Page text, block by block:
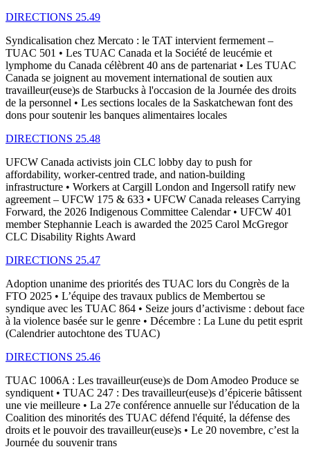
DIRECTIONS 25.49
Syndicalisation chez Mercato : le TAT intervient fermement –
TUAC 501 • Les TUAC Canada et la Société de leucémie et
lymphome du Canada célèbrent 40 ans de partenariat • Les TUAC
Canada se joignent au movement international de soutien aux
travailleur(euse)s de Starbucks à l'occasion de la Journée des droits
de la personnel • Les sections locales de la Saskatchewan font des
dons pour soutenir les banques alimentaires locales
DIRECTIONS 25.48
UFCW Canada activists join CLC lobby day to push for
affordability, worker-centred trade, and nation-building
infrastructure • Workers at Cargill London and Ingersoll ratify new
agreement – UFCW 175 & 633 • UFCW Canada releases Carrying
Forward, the 2026 Indigenous Committee Calendar • UFCW 401
member Stephannie Leach is awarded the 2025 Carol McGregor
CLC Disability Rights Award
DIRECTIONS 25.47
Adoption unanime des priorités des TUAC lors du Congrès de la
FTO 2025 • L’équipe des travaux publics de Membertou se
syndique avec les TUAC 864 • Seize jours d’activisme : debout face
à la violence basée sur le genre • Décembre : La Lune du petit esprit
(Calendrier autochtone des TUAC)
DIRECTIONS 25.46
TUAC 1006A : Les travailleur(euse)s de Dom Amodeo Produce se
syndiquent • TUAC 247 : Des travailleur(euse)s d’épicerie bâtissent
une vie meilleure • La 27e conférence annuelle sur l'éducation de la
Coalition des minorités des TUAC défend l'équité, la défense des
droits et le pouvoir des travailleur(euse)s • Le 20 novembre, c’est la
Journée du souvenir trans